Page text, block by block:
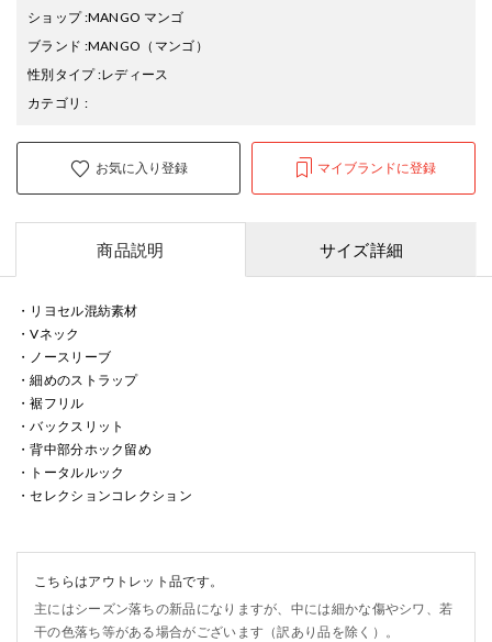
ショップ:MANGO マンゴ
ブランド :MANGO （マンゴ）
性別タイプ:レディース
カテゴリ :
お気に入り登録 マイブランドに登録
商品説明 サイズ詳細
・リヨセル混紡素材
・Vネック
・ノースリーブ
・細めのストラップ
・裾フリル
・バックスリット
・背中部分ホック留め
・トータルルック
・セレクションコレクション
こちらはアウトレット品です。
主にはシーズン落ちの新品になりますが、中には細かな傷やシワ、若
干の色落ち等がある場合がございます（訳あり品を除く）。